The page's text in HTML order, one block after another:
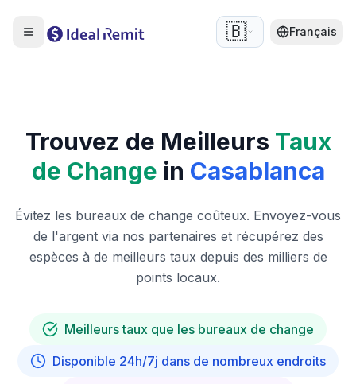
🇧🇪 Français
Trouvez de Meilleurs Taux
de Change in Casablanca
Évitez les bureaux de change coûteux. Envoyez-vous
de l'argent via nos partenaires et récupérez des
espèces à de meilleurs taux depuis des milliers de
points locaux.
Meilleurs taux que les bureaux de change
Disponible 24h/7j dans de nombreux endroits